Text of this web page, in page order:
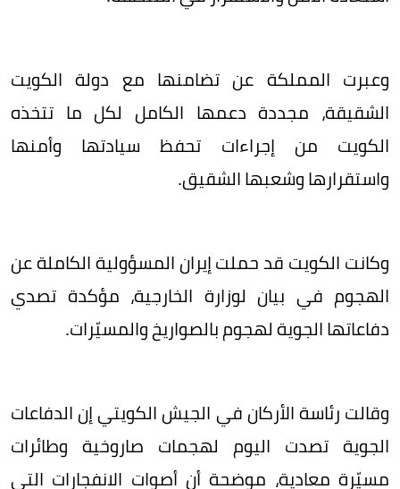
وعبرت المملكة عن تضامنها مع دولة الكويت
الشقيقة، مجددة دعمها الكامل لكل ما تتخذه
الكويت من إجراءات تحفظ سيادتها وأمنها
واستقرارها وشعبها الشقيق.
وكانت الكويت قد حملت إيران المسؤولية الكاملة عن
الهجوم في بيان لوزارة الخارجية، مؤكدة تصدي
دفاعاتها الجوية لهجوم بالصواريخ والمسيّرات.
وقالت رئاسة الأركان في الجيش الكويتي إن الدفاعات
الجوية تصدت اليوم لهجمات صاروخية وطائرات
مسيّرة معادية، موضحة أن أصوات الانفجارات التي